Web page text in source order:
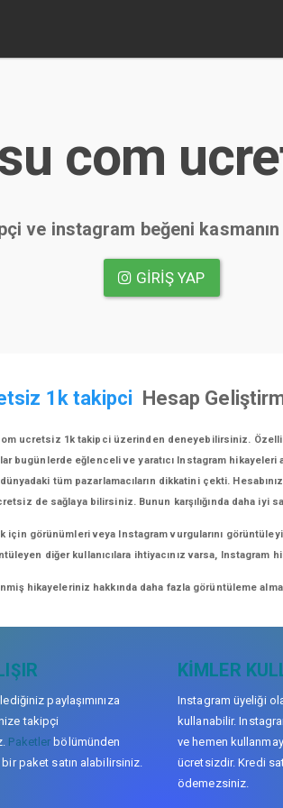
com
ve instagram beğeni
GIRIŞ YAP
1k takipci Hesap
ucretsiz 1k takipci üzerinden deneyebilirsiniz.
eğlenceli ve yaratıcı Instagram hikayeleri
tüm pazarlamacıların dikkatini çekti.
de sağlaya bilirsiniz. Bunun karşılığında daha iyi
görünümleri veya Instagram vurgularını
diğer kullanıcılara ihtiyacınız varsa,
hikayeleriniz hakkında daha fazla görüntüleme
paylaşımınıza
takipçi
Paketler bölümünden
paket satın alabilirsiniz.
KIMLER
Instagram üyeliği
kullanabilir.
ve hemen
ücretsizdir. Kredi
ödemezsiniz.